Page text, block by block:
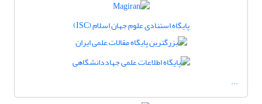
پایگاه استنادی علوم جهان اسلام (ISC)
...